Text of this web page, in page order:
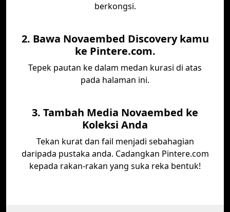
berkongsi.
2. Bawa Novaembed Discovery kamu
ke Pintere.com.
Tepek pautan ke dalam medan kurasi di atas
pada halaman ini.
3. Tambah Media Novaembed ke
Koleksi Anda
Tekan kurat dan fail menjadi sebahagian
daripada pustaka anda. Cadangkan Pintere.com
kepada rakan-rakan yang suka reka bentuk!